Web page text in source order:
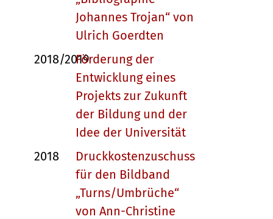
Johannes Trojan“ von
Ulrich Goerdten
2018/2019Förderung der
Entwicklung eines
Projekts zur Zukunft
der Bildung und der
Idee der Universität
2018
Druckkostenzuschuss
für den Bildband
„Turns/Umbrüche“
von Ann-Christine